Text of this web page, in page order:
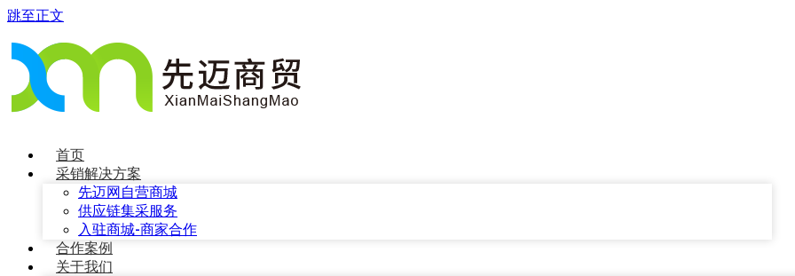
跳至正文
首页
采销解决方案
先迈网自营商城
供应链集采服务
入驻商城-商家合作
合作案例
关于我们